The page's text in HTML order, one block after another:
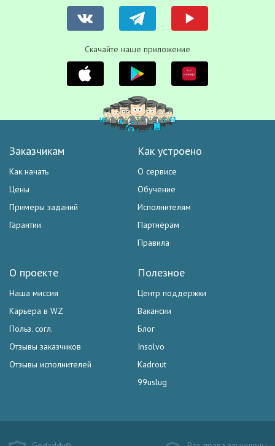
Скачайте наше приложение
Заказчикам
Как начать
Цены
Примеры заданий
Гарантии
Как устроено
О сервисе
Обучение
Исполнителям
Партнёрам
Правила
Полезное
Центр поддержки
Вакансии
Блог
Insolvo
Kadrout
99uslug
О проекте
Наша миссия
Карьера в WZ
Польз. согл.
Отзывы заказчиков
Отзывы исполнителей